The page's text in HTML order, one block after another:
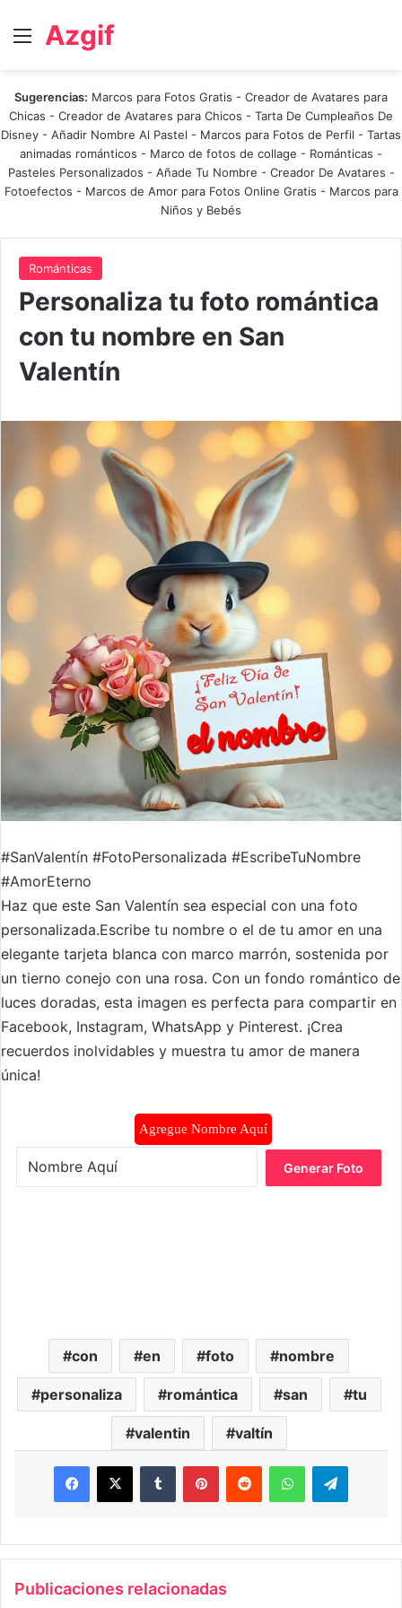
Menú
Azgif
Sugerencias: Marcos para Fotos Gratis - Creador de Avatares para
Chicas - Creador de Avatares para Chicos - Tarta De Cumpleaños De
Disney - Añadir Nombre Al Pastel - Marcos para Fotos de Perfil - Tartas
animadas románticos - Marco de fotos de collage - Románticas -
Pasteles Personalizados - Añade Tu Nombre - Creador De Avatares -
Fotoefectos - Marcos de Amor para Fotos Online Gratis - Marcos para
Niños y Bebés
Románticas
Personaliza tu foto romántica
con tu nombre en San
Valentín
#SanValentín #FotoPersonalizada #EscribeTuNombre
#AmorEterno
Haz que este San Valentín sea especial con una foto
personalizada.Escribe tu nombre o el de tu amor en una
elegante tarjeta blanca con marco marrón, sostenida por
un tierno conejo con una rosa. Con un fondo romántico de
luces doradas, esta imagen es perfecta para compartir en
Facebook, Instagram, WhatsApp y Pinterest. ¡Crea
recuerdos inolvidables y muestra tu amor de manera
única!
Agregue Nombre Aquí
Generar Foto
con en foto nombre
personaliza romántica san tu
valentin valtín
Facebook
X TumblrPinterestRedditWhatsApp
Publicaciones relacionadas